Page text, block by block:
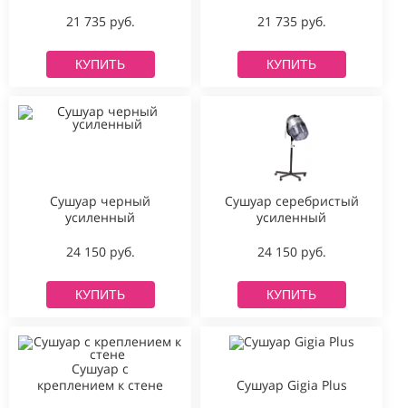
21 735 руб.
КУПИТЬ
21 735 руб.
КУПИТЬ
Сушуар черный
усиленный
24 150 руб.
КУПИТЬ
Сушуар серебристый
усиленный
24 150 руб.
КУПИТЬ
Сушуар с
креплением к стене
Сушуар Gigia Plus